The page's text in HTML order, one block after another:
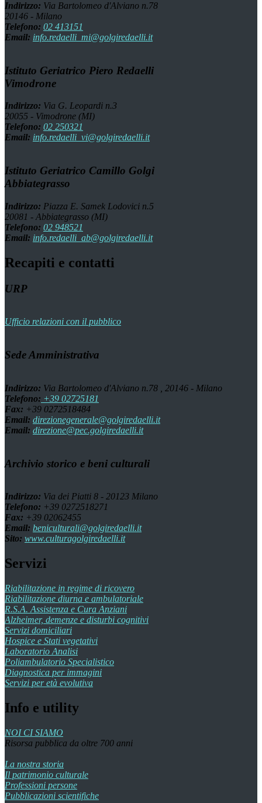
Indirizzo: Via Bartolomeo d'Alviano n.78
20146 - Milano
Telefono: 02 413151
Email: info.redaelli_mi@golgiredaelli.it
Istituto Geriatrico Piero Redaelli
Vimodrone
Indirizzo: Via G. Leopardi n.3
20055 - Vimodrone (MI)
Telefono: 02 250321
Email: info.redaelli_vi@golgiredaelli.it
Istituto Geriatrico Camillo Golgi
Abbiategrasso
Indirizzo: Piazza E. Samek Lodovici n.5
20081 - Abbiategrasso (MI)
Telefono: 02 948521
Email: info.redaelli_ab@golgiredaelli.it
Recapiti e contatti
URP
Ufficio relazioni con il pubblico
Sede Amministrativa
Indirizzo: Via Bartolomeo d'Alviano n.78 , 20146 - Milano
Telefono: +39 02725181
Fax: +39 0272518484
Email: direzionegenerale@golgiredaelli.it
Email: direzione@pec.golgiredaelli.it
Archivio storico e beni culturali
Indirizzo: Via dei Piatti 8 - 20123 Milano
Telefono: +39 0272518271
Fax: +39 02062455
Email: beniculturali@golgiredaelli.it
Sito: www.culturagolgiredaelli.it
Servizi
Riabilitazione in regime di ricovero
Riabilitazione diurna e ambulatoriale
R.S.A. Assistenza e Cura Anziani
Alzheimer, demenze e disturbi cognitivi
Servizi domiciliari
Hospice e Stati vegetativi
Laboratorio Analisi
Poliambulatorio Specialistico
Diagnostica per immagini
Servizi per età evolutiva
Info e utility
NOI CI SIAMO
Risorsa pubblica da oltre 700 anni
La nostra storia
Il patrimonio culturale
Professioni persone
Pubblicazioni scientifiche